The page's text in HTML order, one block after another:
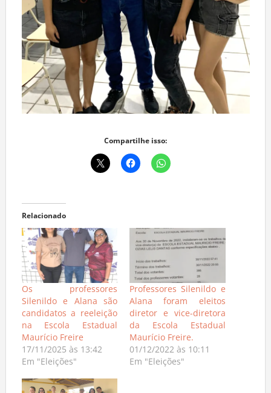
Compartilhe isso:
Relacionado
Os professores
Silenildo e Alana são
candidatos a reeleição
na Escola Estadual
Maurício Freire
17/11/2025 às 13:42
Em "Eleições"
Professores Silenildo e
Alana foram eleitos
diretor e vice-diretora
da Escola Estadual
Maurício Freire.
01/12/2022 às 10:11
Em "Eleições"